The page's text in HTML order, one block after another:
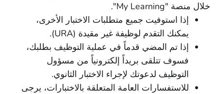
خلال منصة "My Learning".
إذا استوفيت جميع متطلبات الاختبار الأخرى،
يمكنك التقدم لوظيفة غير مقيدة (URA).
إذا تم المضي قدماً في عملية التوظيف بطلبك،
فسوف تتلقى بريداً إلكترونياً من مسؤول
التوظيف لدعوتك لإجراء الاختبار الثانوي.
للاستفسارات العامة المتعلقة بالاختبارات، يرجى